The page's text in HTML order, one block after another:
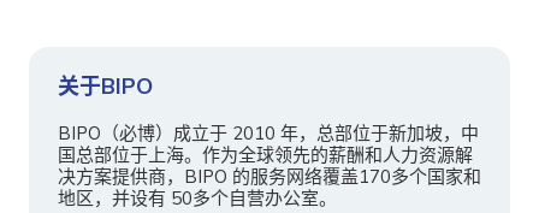
关于BIPO
BIPO（必博）成立于 2010 年，总部位于新加坡，中
国总部位于上海。作为全球领先的薪酬和人力资源解
决方案提供商，BIPO 的服务网络覆盖170多个国家和
地区，并设有 50多个自营办公室。